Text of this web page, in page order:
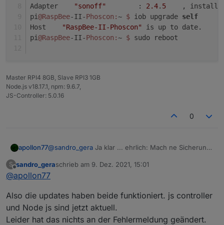
Adapter
"sonoff"
        :
2.4. 5
,
pi@RaspBee-II-Phoscon:~ $ iob upgrade self
Host
"RaspBee-II-Phoscon"
is up to date.
pi@RaspBee-II-Phoscon:~ $ sudo reboot
Master RPI4 8GB, Slave RPI3 1GB
Node.js v18.17.1, npm: 9.6.7,
JS-Controller: 5.0.16
0
apollon77@sandro_gera Ja klar ... ehrlich: Mach ne Sicherung
controller aktualisieren. Das ist quasi so gut wie ein
backup :-)
Wobei ich ehrlich eher bei Node.js aktualisieren bin.
Es gab einen anderen Fall der Auch ein memotry
nur mit Nodejs 12 auftrat. Grund: unbekannt.
S
Offline
sandro_geraschrieb am 9. Dez. 2021, 15:01
zuletzt editiert von
@apollon77
Also die updates haben beide funktioniert. js controller
und Node js sind jetzt aktuell.
Leider hat das nichts an der Fehlermeldung geändert.